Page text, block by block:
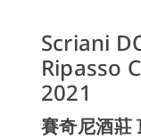
Scriani
Ripasso
2021
賽奇尼酒莊